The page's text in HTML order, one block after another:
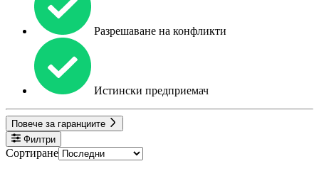
Разрешаване на конфликти
Истински предприемач
Повече за гаранциите
Филтри
Сортиране